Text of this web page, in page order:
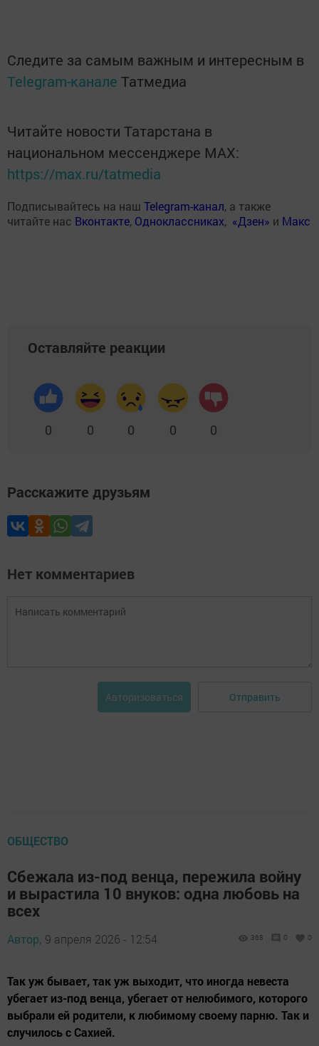
Следите за самым важным и интересным в
Telegram-канале Татмедиа
Читайте новости Татарстана в
национальном мессенджере MАХ:
https://max.ru/tatmedia
Подписывайтесь на наш Telegram-канал, а также
читайте нас Вконтакте, Одноклассниках, «Дзен» и Макс
Оставляйте реакции
0 0 0 0 0
Расскажите друзьям
Нет комментариев
Авторизоваться Отправить
ОБЩЕСТВО
Сбежала из-под венца, пережила войну
и вырастила 10 внуков: одна любовь на
всех
Автор, 9 апреля 2026 - 12:54 368 0 0
Так уж бывает, так уж выходит, что иногда невеста
убегает из-под венца, убегает от нелюбимого, которого
выбрали ей родители, к любимому своему парню. Так и
случилось с Сахией.